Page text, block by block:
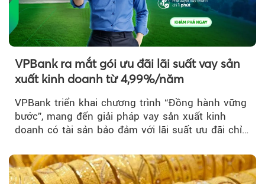
VPBank ra mắt gói ưu đãi lãi suất vay sản
xuất kinh doanh từ 4,99%/năm
VPBank triển khai chương trình “Đồng hành vững
bước”, mang đến giải pháp vay sản xuất kinh
doanh có tài sản bảo đảm với lãi suất ưu đãi chỉ